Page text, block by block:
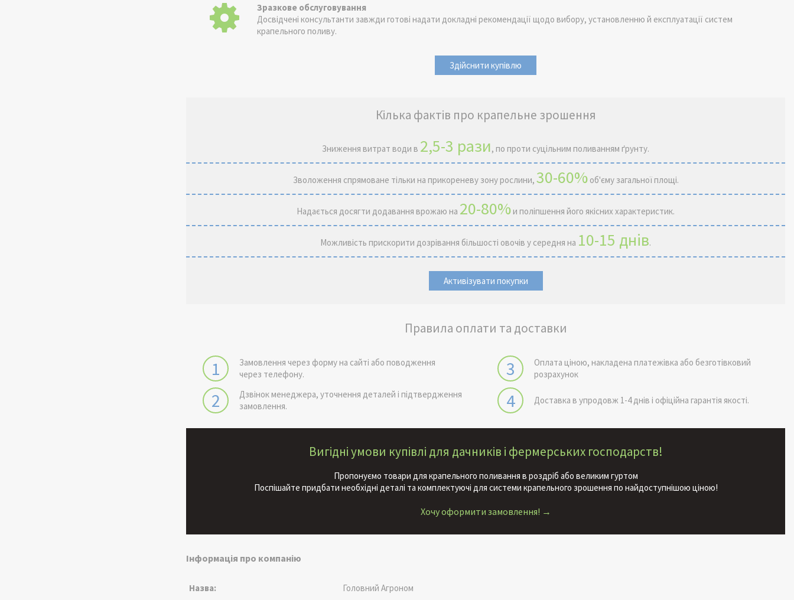
Зразкове обслуговування
Досвідчені консультанти завжди готові надати докладні рекомендації щодо вибору, установленню й експлуатації систем
крапельного поливу.
Здійснити купівлю
Кілька фактів про крапельне зрошення
Зниження витрат води в 2,5-3 рази, по проти суцільним поливанням ґрунту.
Зволоження спрямоване тільки на прикореневу зону рослини, 30-60%об'єму загальної площі.
Надається досягти додавання врожаю на 20-80% и поліпшення його якісних характеристик.
Можливість прискорити дозрівання більшості овочів у середня на 10-15 днів.
Активізувати покупки
Правила оплати та доставки
1
Замовлення через форму на сайті або поводження
через телефону.
3
Оплата ціною, накладена платежівка або безготівковий
розрахунок
2
Дзвінок менеджера, уточнення деталей і підтвердження
замовлення.
4 Доставка в упродовж 1-4 днів і офіційна гарантія якості.
Вигідні умови купівлі для дачників і фермерських господарств!
Пропонуємо товари для крапельного поливання в роздріб або великим гуртом
Поспішайте придбати необхідні деталі та комплектуючі для системи крапельного зрошення по найдоступнішою ціною!
Хочу оформити замовлення! →
Інформація про компанію
Назва: Головний Агроном